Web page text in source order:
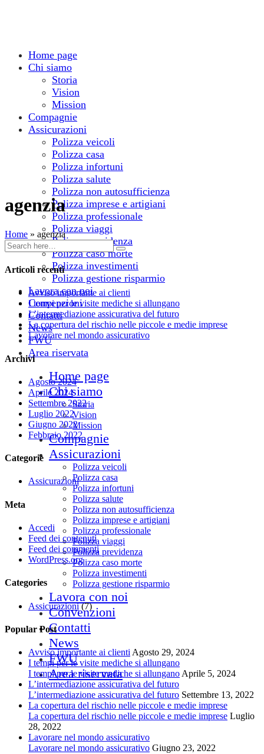
Home page
Chi siamo
Storia
Vision
Mission
Compagnie
Assicurazioni
Polizza veicoli
Polizza casa
Polizza infortuni
Polizza salute
Polizza non autosufficienza
Polizza imprese e artigiani
Polizza professionale
Polizza viaggi
Polizza previdenza
Polizza caso morte
Polizza investimenti
Polizza gestione risparmio
Lavora con noi
Convenzioni
Contatti
News
FWU
Area riservata
Home page
Chi siamo
Storia
Vision
Mission
Compagnie
Assicurazioni
Polizza veicoli
Polizza casa
Polizza infortuni
Polizza salute
Polizza non autosufficienza
Polizza imprese e artigiani
Polizza professionale
Polizza viaggi
Polizza previdenza
Polizza caso morte
Polizza investimenti
Polizza gestione risparmio
Lavora con noi
Convenzioni
Contatti
News
FWU
Area riservata
agenzia
Home » agenzia
Articoli recenti
Avviso importante ai clienti
I tempi per le visite mediche si allungano
L’intermediazione assicurativa del futuro
La copertura del rischio nelle piccole e medie imprese
Lavorare nel mondo assicurativo
Archivi
Agosto 2024
Aprile 2024
Settembre 2022
Luglio 2022
Giugno 2022
Febbraio 2022
Categorie
Assicurazioni
Meta
Accedi
Feed dei contenuti
Feed dei commenti
WordPress.org
Categories
Assicurazioni(7)
Popular Post
Avviso importante ai clienti Agosto 29, 2024
I tempi per le visite mediche si allungano
I tempi per le visite mediche si allungano Aprile 5, 2024
L’intermediazione assicurativa del futuro
L’intermediazione assicurativa del futuro Settembre 13, 2022
La copertura del rischio nelle piccole e medie imprese
La copertura del rischio nelle piccole e medie imprese Luglio
28, 2022
Lavorare nel mondo assicurativo
Lavorare nel mondo assicurativo Giugno 23, 2022